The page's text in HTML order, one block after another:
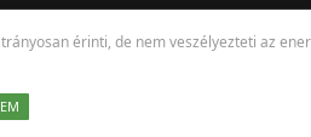
érinti, de nem veszélyezteti az